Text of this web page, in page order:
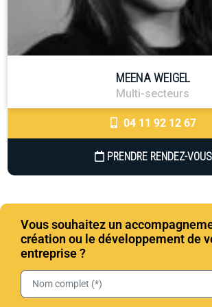
la carte », quant à elle, propose un
défini après un diagnostic approfondi,
de sélectionner les actions les plus adaptées à
spécifiques.
MEENA WEIGEL
Multi-secteurs
04 11 92 12 67
PRENDRE RENDEZ-VOUS
Vous souhaitez un
création ou le développement de
entreprise ?